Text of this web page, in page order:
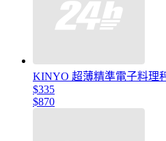
KINYO 超薄精準電子料理
$335
$870